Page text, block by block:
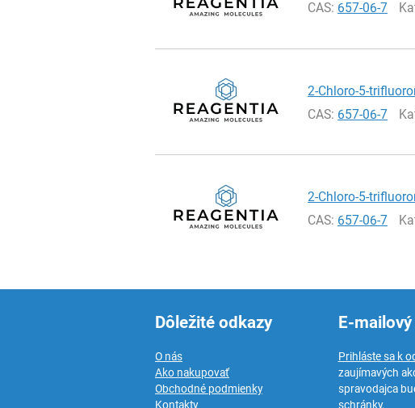
CAS: 657-06-7
2-Chloro-5-
CAS: 657-06-7
2-Chloro-5-
CAS: 657-06-7
Dôležité odkazy
O nás
Ako nakupovať
Obchodné podmienky
Kontakty
E-
Prihláste sa k
zaujímavých
spravodajca
schránky.